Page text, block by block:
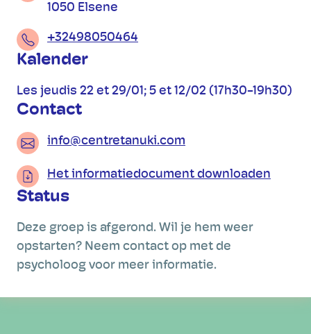
1050 Elsene
+32498050464
Kalender
Les jeudis 22 et 29/01; 5 et 12/02 (17h30-19h30)
Contact
info@centretanuki.com
Het informatiedocument downloaden
Status
Deze groep is afgerond. Wil je hem weer
opstarten? Neem contact op met de
psycholoog voor meer informatie.